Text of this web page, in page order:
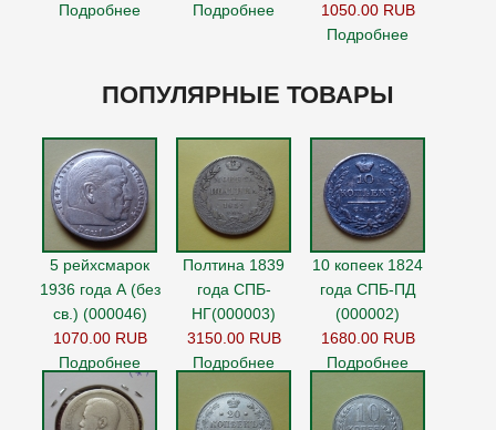
Подробнее
Подробнее
1050.00 RUB
Подробнее
ПОПУЛЯРНЫЕ ТОВАРЫ
5 рейхсмарок
1936 года А (без
св.) (000046)
1070.00 RUB
Подробнее
Полтина 1839
года СПБ-
НГ(000003)
3150.00 RUB
Подробнее
10 копеек 1824
года СПБ-ПД
(000002)
1680.00 RUB
Подробнее